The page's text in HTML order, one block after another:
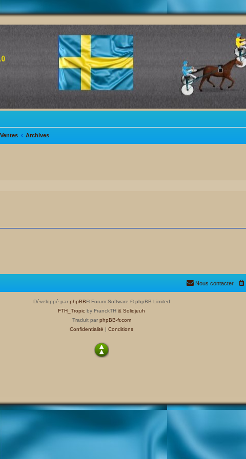
Archives
Nous contacter
Développé par phpBB® Forum Software © phpBB Limited
FTH_Tropic by FranckTH & Solidjeuh
Traduit par phpBB-fr.com
Confidentialité | Conditions